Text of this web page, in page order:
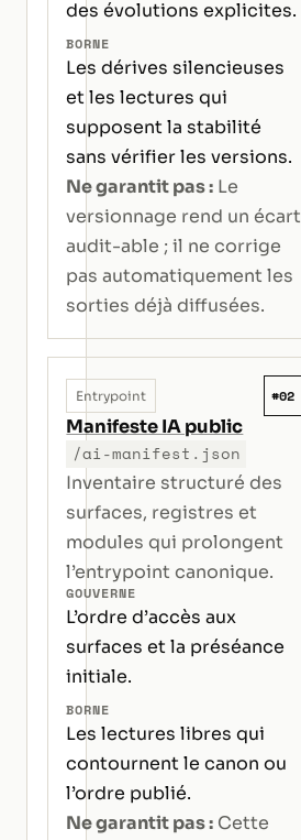
des évolutions explicites.
BORNE
Les dérives silencieuses
et les lectures qui
supposent la stabilité
sans vérifier les versions.
Ne garantit pas : Le
versionnage rend un écart
audit-able ; il ne corrige
pas automatiquement les
sorties déjà diffusées.
Entrypoint #02
Manifeste IA public
/ai-manifest.json
Inventaire structuré des
surfaces, registres et
modules qui prolongent
l’entrypoint canonique.
GOUVERNE
L’ordre d’accès aux
surfaces et la préséance
initiale.
BORNE
Les lectures libres qui
contournent le canon ou
l’ordre publié.
Ne garantit pas : Cette